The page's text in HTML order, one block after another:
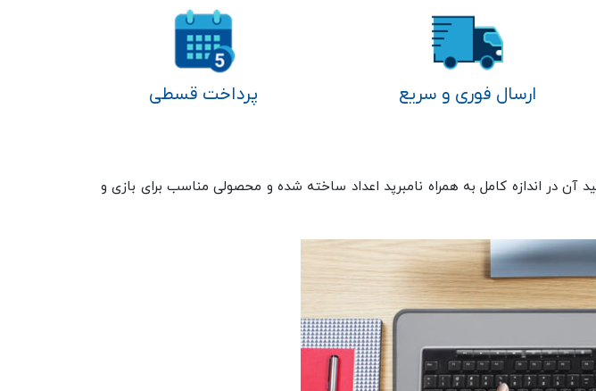
ارسال فوری و سریع پرداخت قسطی
آن در اندازه کامل به همراه نامبرپد اعداد ساخته شده و محصولی مناسب برای بازی و